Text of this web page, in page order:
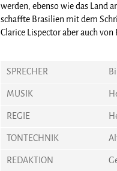
werden, ebenso wie das Land
schaffte Brasilien mit dem
Clarice Lispector aber auch
SPRECHER
MUSIK
REGIE
TONTECHNIK
REDAKTION